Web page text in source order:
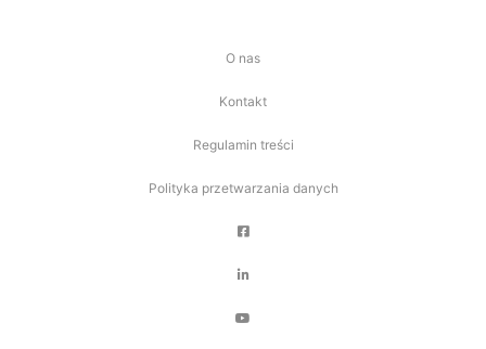
O nas
Kontakt
Regulamin treści
Polityka przetwarzania danych